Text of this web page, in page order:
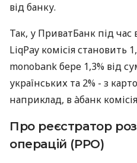
від банку.
Так, у ПриватБанк під
LiqPay комісія становить
monobank бере 1,3% від
українських та 2% - з
наприклад, в àбанк
Про реєстратор
операцій (РРО)